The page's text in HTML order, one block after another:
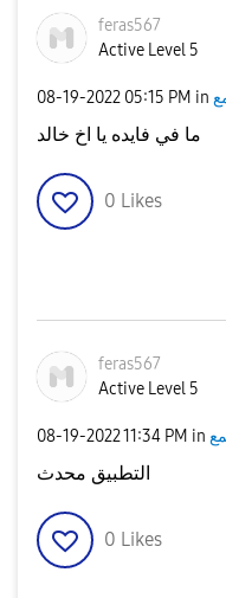
feras567
Active Level 5
‎08-19-2022 05:15 PM in
ما في فايده يا اخ خالد
0 Likes
feras567
Active Level 5
‎08-19-202211:34 PM in
التطبيق محدث
0 Likes